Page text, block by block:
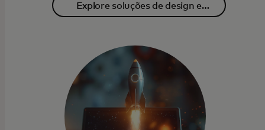
Explore soluções de design e